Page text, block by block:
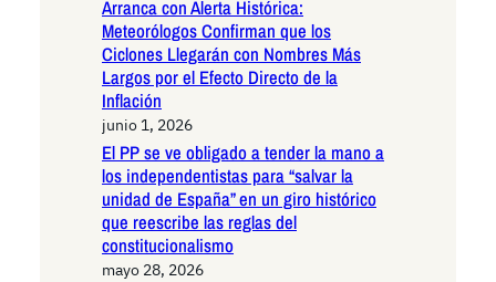
Arranca con Alerta Histórica:
Meteorólogos Confirman que los
Ciclones Llegarán con Nombres Más
Largos por el Efecto Directo de la
Inflación
junio 1, 2026
El PP se ve obligado a tender la mano a
los independentistas para “salvar la
unidad de España” en un giro histórico
que reescribe las reglas del
constitucionalismo
mayo 28, 2026